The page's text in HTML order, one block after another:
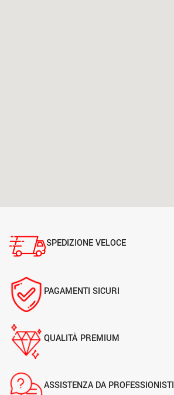
SPEDIZIONE VELOCE
PAGAMENTI SICURI
QUALITÀ PREMIUM
ASSISTENZA DA PROFESSIONISTI